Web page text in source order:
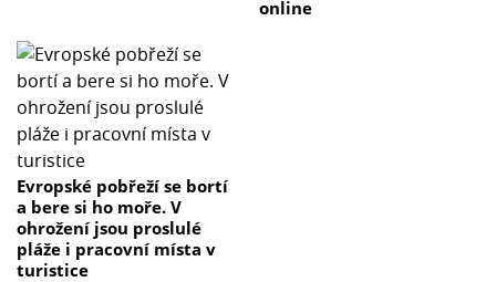
online
Evropské pobřeží se bortí
a bere si ho moře. V
ohrožení jsou proslulé
pláže i pracovní místa v
turistice